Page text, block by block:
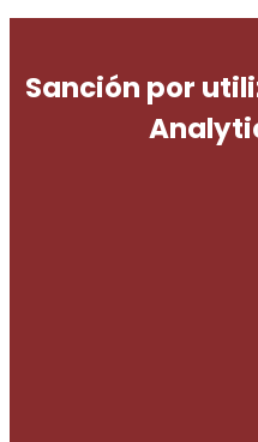
Sanción por